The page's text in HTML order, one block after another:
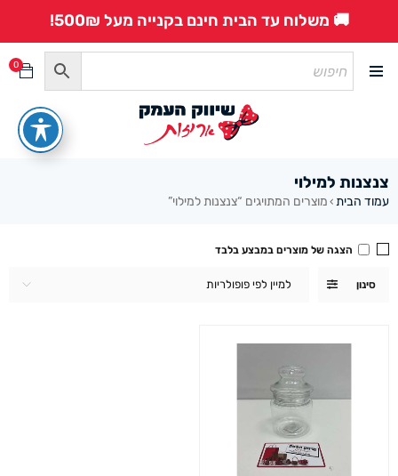
🚚 משלוח עד הבית חינם בקנייה מעל 500₪!
0
צנצנות למילוי
עמוד הבית › מוצרים המתויגים “צנצנות למילוי”
סינון למיין לפי פופולריות
הצגה של מוצרים במבצע בלבד